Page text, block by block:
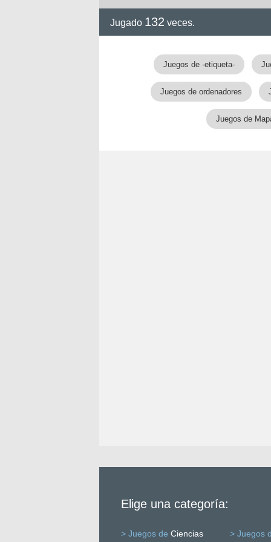
Jugado 132 veces.
Juegos de -etiqueta-
Juegos de ordenadores
Juegos de
Elige una categoría:
> Juegos de Ciencias > Juegos